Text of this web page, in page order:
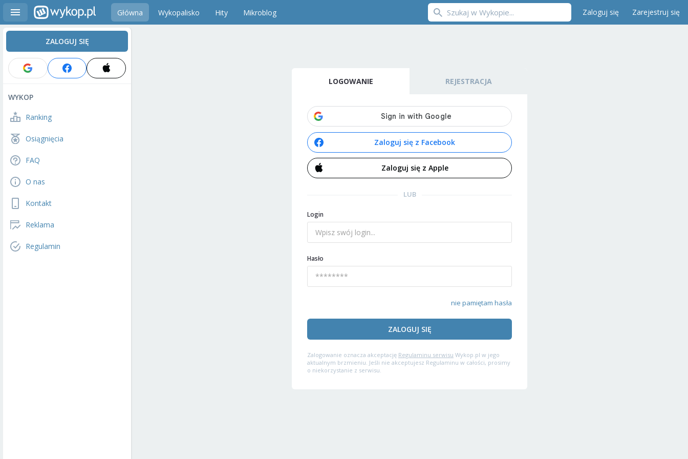
Główna Wykopalisko Hity Mikroblog Zaloguj się Zarejestruj się
ZALOGUJ SIĘ
WYKOP
Ranking
Osiągnięcia
FAQ
O nas
Kontakt
Reklama
Regulamin
LOGOWANIE REJESTRACJA
Zaloguj się z Facebook
Zaloguj się z Apple
LUB
Login
Hasło
nie pamiętam hasła
ZALOGUJ SIĘ
Zalogowanie oznacza akceptację Regulaminu serwisu Wykop.pl w jego
aktualnym brzmieniu. Jeśli nie akceptujesz Regulaminu w całości, prosimy
o niekorzystanie z serwisu.